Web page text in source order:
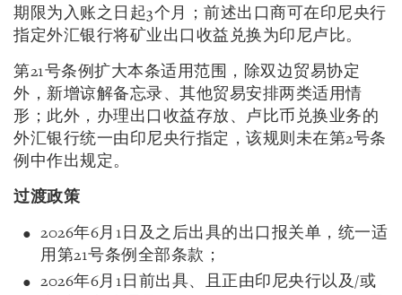
期限为入账之日起3个月；前述出口商可在印尼央行
指定外汇银行将矿业出口收益兑换为印尼卢比。
第21号条例扩大本条适用范围，除双边贸易协定
外，新增谅解备忘录、其他贸易安排两类适用情
形；此外，办理出口收益存放、卢比币兑换业务的
外汇银行统一由印尼央行指定，该规则未在第2号条
例中作出规定。
过渡政策
2026年6月1日及之后出具的出口报关单，统一适
用第21号条例全部条款；
2026年6月1日前出具、且正由印尼央行以及/或